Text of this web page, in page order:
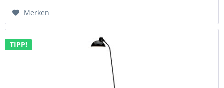
Merken
TIPP!